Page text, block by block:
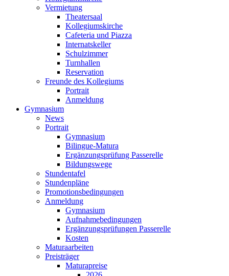
Vermietung
Theatersaal
Kollegiumskirche
Cafeteria und Piazza
Internatskeller
Schulzimmer
Turnhallen
Reservation
Freunde des Kollegiums
Portrait
Anmeldung
Gymnasium
News
Portrait
Gymnasium
Bilingue-Matura
Ergänzungsprüfung Passerelle
Bildungswege
Stundentafel
Stundenpläne
Promotionsbedingungen
Anmeldung
Gymnasium
Aufnahmebedingungen
Ergänzungsprüfungen Passerelle
Kosten
Maturaarbeiten
Preisträger
Maturapreise